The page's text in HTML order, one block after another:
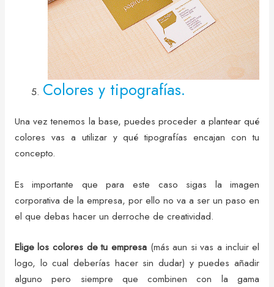
Colores y tipografías.
Una vez tenemos la base, puedes proceder a plantear qué
colores vas a utilizar y qué tipografías encajan con tu
concepto.
Es importante que para este caso sigas la imagen
corporativa de la empresa, por ello no va a ser un paso en
el que debas hacer un derroche de creatividad.
Elige los colores de tu empresa(más aun si vas a incluir el
logo, lo cual deberías hacer sin dudar) y puedes añadir
alguno pero siempre que combinen con la gama